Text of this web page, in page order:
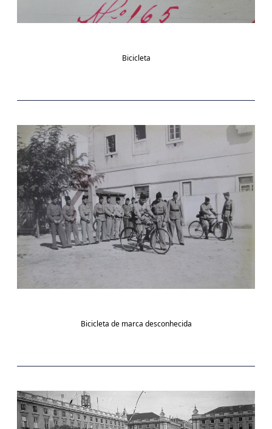
Bicicleta
Bicicleta de marca desconhecida